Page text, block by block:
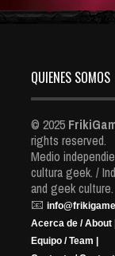
QUIENES SOMOS
© 2025
rights reserved.
Medio
cultura geek. /
and geek culture.
📧
Acerca de / About |
Equipo / Team |